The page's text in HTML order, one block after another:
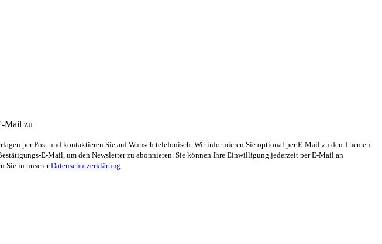
Mail zu
per Post und kontaktieren Sie auf Wunsch telefonisch. Wir informieren Sie optional per E-Mail zu den Themen
E-Mail, um den Newsletter zu abonnieren. Sie können Ihre Einwilligung jederzeit per E-Mail an
Sie in unsererDatenschutzerklärung